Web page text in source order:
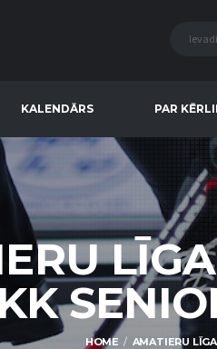
KALENDĀRS PAR
HOME AMATIERU